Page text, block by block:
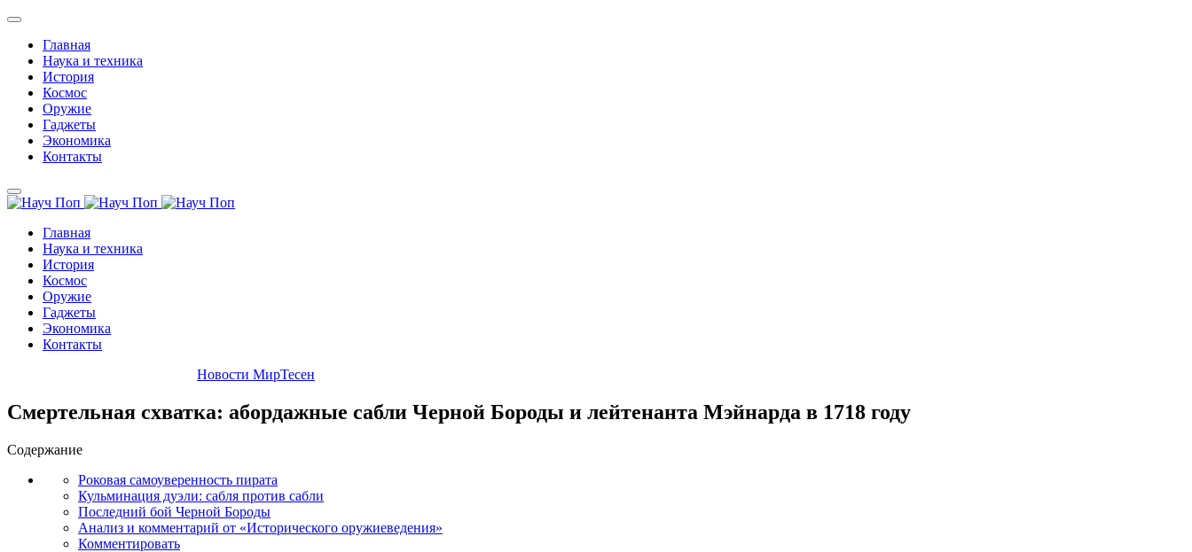
Главная
Наука и техника
История
Космос
Оружие
Гаджеты
Экономика
Контакты
Главная
Наука и техника
История
Космос
Оружие
Гаджеты
Экономика
Контакты
Новости МирТесен
Смертельная схватка: абордажные сабли Черной Бороды и лейтенанта Мэйнарда в 1718 году
Содержание
Роковая самоуверенность пирата
Кульминация дуэли: сабля против сабли
Последний бой Черной Бороды
Анализ и комментарий от «Исторического оружиеведения»
Комментировать